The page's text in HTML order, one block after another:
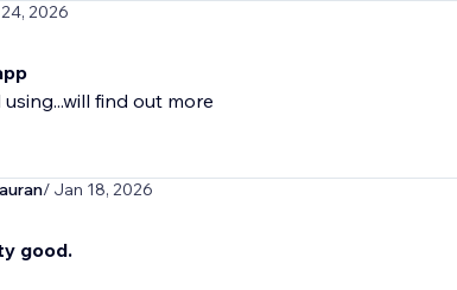
2026
find out more
/ Jan 18, 2026
good.